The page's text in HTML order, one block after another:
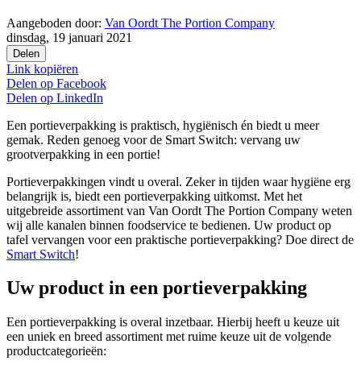
Aangeboden door: Van Oordt The Portion Company
dinsdag, 19 januari 2021
Delen
Link kopiëren
Delen op Facebook
Delen op LinkedIn
Een portieverpakking is praktisch, hygiënisch én biedt u meer
gemak. Reden genoeg voor de Smart Switch: vervang uw
grootverpakking in een portie!
Portieverpakkingen vindt u overal. Zeker in tijden waar hygiëne erg
belangrijk is, biedt een portieverpakking uitkomst. Met het
uitgebreide assortiment van Van Oordt The Portion Company weten
wij alle kanalen binnen foodservice te bedienen. Uw product op
tafel vervangen voor een praktische portieverpakking? Doe direct de
Smart Switch!
Uw product in een portieverpakking
Een portieverpakking is overal inzetbaar. Hierbij heeft u keuze uit
een uniek en breed assortiment met ruime keuze uit de volgende
productcategorieën: